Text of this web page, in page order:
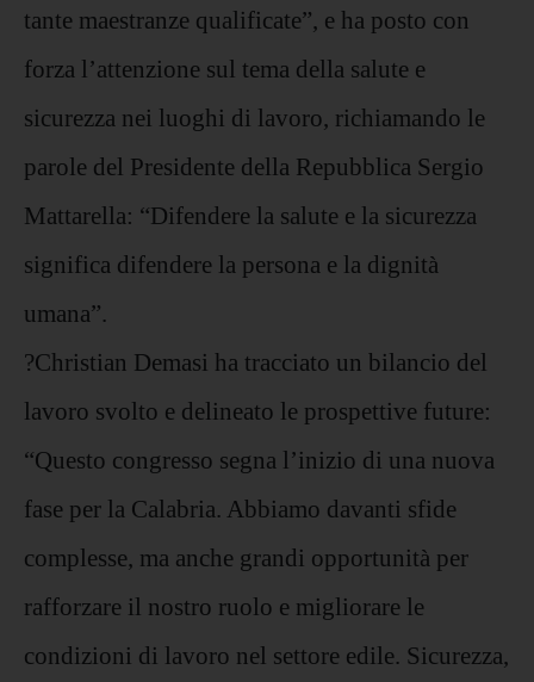
tante maestranze qualificate”, e ha posto con
forza l’attenzione sul tema della salute e
sicurezza nei luoghi di lavoro, richiamando le
parole del Presidente della Repubblica Sergio
Mattarella: “Difendere la salute e la sicurezza
significa difendere la persona e la dignità
umana”.
?Christian Demasi ha tracciato un bilancio del
lavoro svolto e delineato le prospettive future:
“Questo congresso segna l’inizio di una nuova
fase per la Calabria. Abbiamo davanti sfide
complesse, ma anche grandi opportunità per
rafforzare il nostro ruolo e migliorare le
condizioni di lavoro nel settore edile. Sicurezza,